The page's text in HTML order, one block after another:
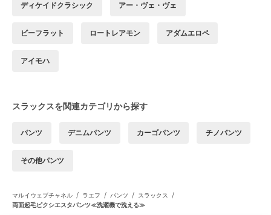
ディケイドクラシック アー・ヴェ・ヴェ
ビーフラット ロートレアモン アダムエロペ
アイモハ
スラックスを関連カテゴリから探す
パンツ デニムパンツ カーゴパンツ チノパンツ
その他パンツ
マルイウェブチャネル / ラエフ / パンツ / スラックス /
両面起毛ピクシエスタパンツ≪洗濯機で洗える≫